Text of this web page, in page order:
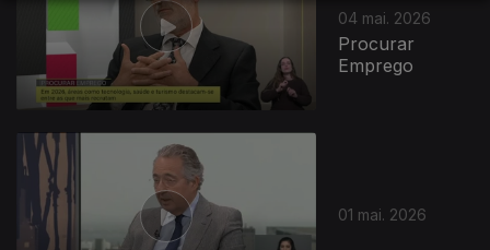
04 mai. 2026
Procurar
Emprego
01 mai. 2026